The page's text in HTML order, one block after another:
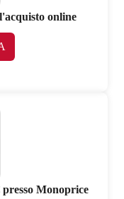
online
presso Monoprice